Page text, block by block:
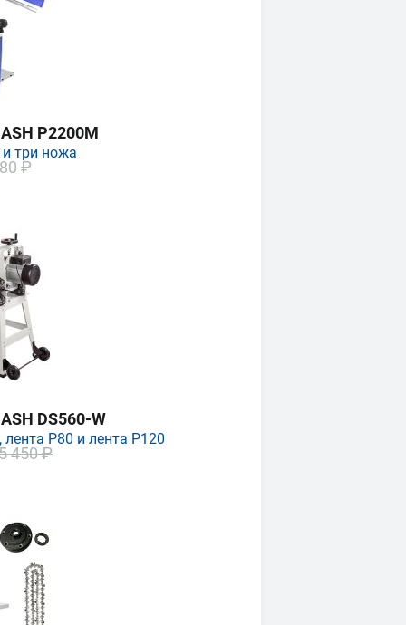
P2200M
три ножа
₽
DS560-W
P80 и лента P120
450 ₽